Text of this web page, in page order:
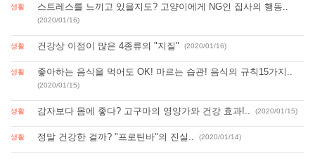
생활 스트레스를 느끼고 있을지도? 고양이에게 NG인 집사의 행동..
(2020/01/16)
생활 건강상 이점이 많은 4종류의 "지질" (2020/01/16)
생활 좋아하는 음식을 먹어도 OK! 마르는 습관! 음식의 규칙15가지..
(2020/01/15)
생활 감자보다 몸에 좋다? 고구마의 영양가와 건강 효과!.. (2020/01/15)
생활 정말 건강한 걸까? "프로틴바"의 진실.. (2020/01/14)